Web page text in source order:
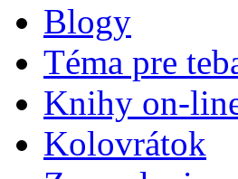
Blogy
Téma pre
Knihy on-
Kolovrátok